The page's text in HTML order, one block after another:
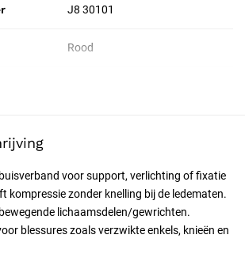
J8 30101
Rood
Blessure
Nee
voor support, verlichting of fixatie
kompressie zonder knelling bij de ledematen.
lichaamsdelen/gewrichten.
blessures zoals verzwikte enkels, knieën en